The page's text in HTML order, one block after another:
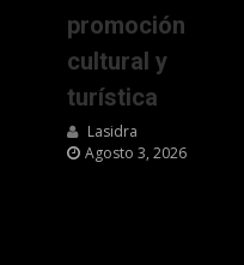
promoción
cultural y
turística
Lasidra
Agosto 3, 2026